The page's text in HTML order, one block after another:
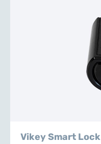
Vikey Smart Lock